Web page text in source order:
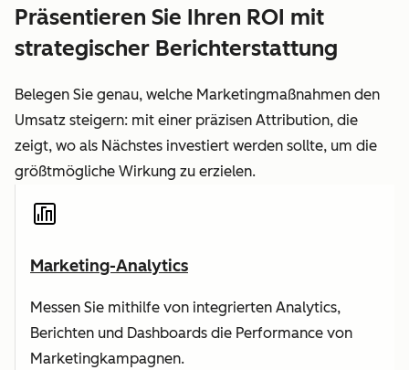
Präsentieren Sie Ihren ROI mit
strategischer Berichterstattung
Belegen Sie genau, welche Marketingmaßnahmen den
Umsatz steigern: mit einer präzisen Attribution, die
zeigt, wo als Nächstes investiert werden sollte, um die
größtmögliche Wirkung zu erzielen.
Marketing-Analytics
Messen Sie mithilfe von integrierten Analytics,
Berichten und Dashboards die Performance von
Marketingkampagnen.